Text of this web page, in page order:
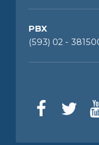
PBX
(593) 02 -